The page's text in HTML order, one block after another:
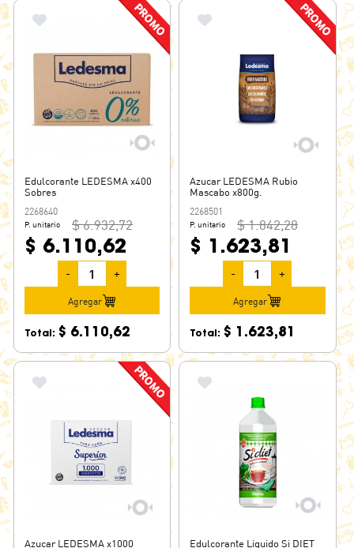
Edulcorante LEDESMA x400
Sobres
2268640
P. unitario $ 6.932,72
$ 6.110,62
- +
Agregar
Total: $ 6.110,62
Azucar LEDESMA Rubio
Mascabo x800g.
2268501
P. unitario $ 1.842,28
$ 1.623,81
- +
Agregar
Total: $ 1.623,81
Azucar LEDESMA x1000 Edulcorante Liquido Si DIET